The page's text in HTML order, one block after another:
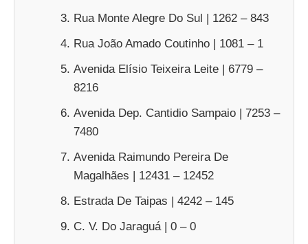
Rua Monte Alegre Do Sul | 1262 – 843
Rua João Amado Coutinho | 1081 – 1
Avenida Elísio Teixeira Leite | 6779 –
8216
Avenida Dep. Cantidio Sampaio | 7253 –
7480
Avenida Raimundo Pereira De
Magalhães | 12431 – 12452
Estrada De Taipas | 4242 – 145
C. V. Do Jaraguá | 0 – 0